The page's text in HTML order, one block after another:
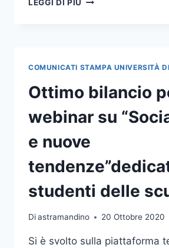
LEGGI DI PIÙ
IN
MEMORIA
LORENA
COMUNICATI STAMPA UNIVERSITÀ
Ottimo bilancio
webinar su
e nuove
studenti delle
Diastramandino 20 Ottobre 2020
Si è svolto sulla piattaforma